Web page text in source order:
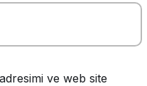
ve web site